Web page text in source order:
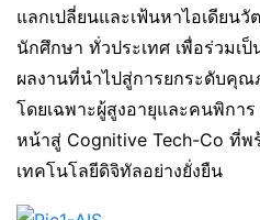
แลกเปลี่ยนและเฟ้นหาไอเดียน
นักศึกษา ทั่วประเทศ เพื่อร่วมเ
ผลงานที่นำไปสู่การยกระดับคุ
โดยเฉพาะผู้สูงอายุและคนพิกา
หน้าสู่ Cognitive Tech-Co ที่พ
เทคโนโลยีดิจิทัลอย่างยั่งยืน